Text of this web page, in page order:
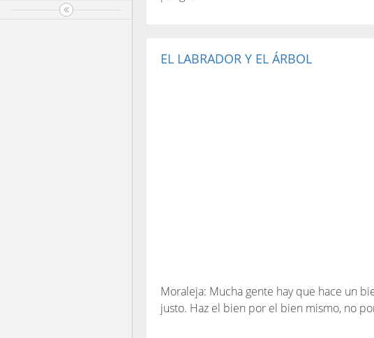
EL LABRADOR Y EL ÁRBOL
Moraleja: Mucha gente hay que hace un
justo. Haz el bien por el bien mismo, no